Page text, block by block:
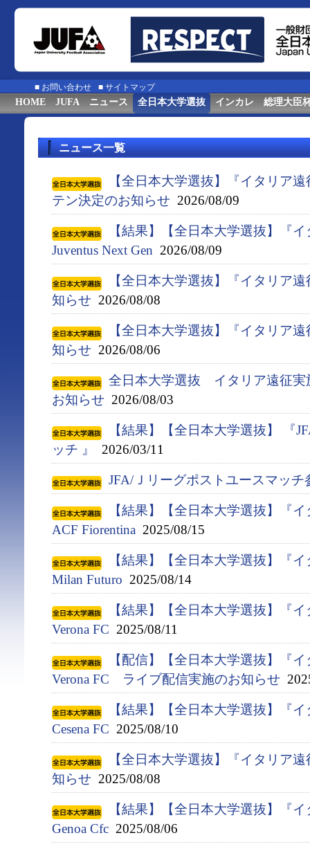
■ お問い合わせ ■ サイトマップ
HOME JUFA ニュース 全日本大学選抜 インカレ 総理大臣
ニュース一覧
【全日本大学選抜】『イタリア
テン決定のお知らせ 2026/08/09
【結果】【全日本大学選抜】『
Juventus Next Gen 2026/08/09
【全日本大学選抜】『イタリア
知らせ 2026/08/08
【全日本大学選抜】『イタリア
知らせ 2026/08/06
全日本大学選抜 イタリア遠征実
お知らせ 2026/08/03
【結果】【全日本大学選抜】 『
ッチ 』
2026/03/11
JFA/Ｊリーグポストユースマッチ
【結果】【全日本大学選抜】『
ACF Fiorentina 2025/08/15
【結果】【全日本大学選抜】『
Milan Futuro 2025/08/14
【結果】【全日本大学選抜】『
Verona FC 2025/08/11
【配信】【全日本大学選抜】『
Verona FC ライブ配信実施のお知らせ
【結果】【全日本大学選抜】『
Cesena FC 2025/08/10
【全日本大学選抜】『イタリア
知らせ 2025/08/08
【結果】【全日本大学選抜】『
Genoa Cfc 2025/08/06